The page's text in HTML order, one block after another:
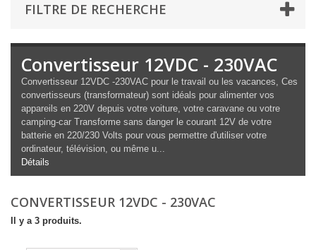
FILTRE DE RECHERCHE
Convertisseur 12VDC - 230VAC
Convertisseur 12VDC -230VAC pour le travail ou les vacances, Ces
convertisseurs (transformateur) sont idéals pour alimenter vos
appareils en 220V depuis votre voiture, votre caravane ou votre
camping-car Transforme sans danger le courant 12V de votre
batterie en 220/230 Volts pour vous permettre d'utiliser votre
ordinateur, télévision, ou même u...
Détails
CONVERTISSEUR 12VDC - 230VAC
Il y a 3 produits.